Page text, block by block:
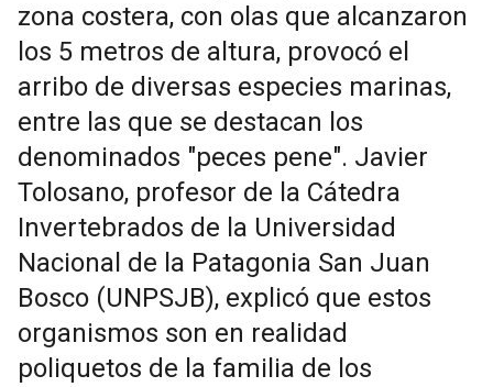
zona costera, con olas que alcanzaron
los 5 metros de altura, provocó el
arribo de diversas especies marinas,
entre las que se destacan los
denominados "peces pene". Javier
Tolosano, profesor de la Cátedra
Invertebrados de la Universidad
Nacional de la Patagonia San Juan
Bosco (UNPSJB), explicó que estos
organismos son en realidad
poliquetos de la familia de los